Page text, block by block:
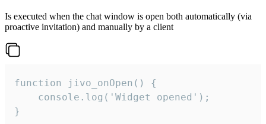
Is executed when the chat window is open both automatically (via
proactive invitation) and manually by a client
function jivo_onOpen() {
    console.log('Widget opened');
}